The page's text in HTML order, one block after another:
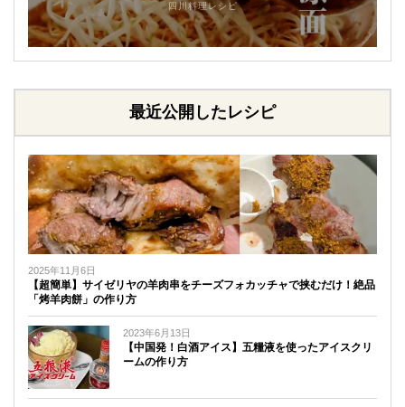
四川料理レシピ
最近公開したレシピ
2025年11月6日
【超簡単】サイゼリヤの羊肉串をチーズフォカッチャで挟むだけ！絶品
「烤羊肉餅」の作り方
2023年6月13日
【中国発！白酒アイス】五糧液を使ったアイスクリ
ームの作り方